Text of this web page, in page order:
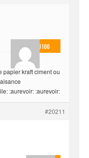
thomassou100
papier kraft ciment ou
:aurevoir: :aurevoir:
#20211